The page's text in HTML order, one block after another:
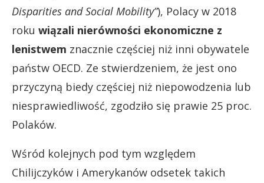
Disparities and Social Mobility”), Polacy w 2018
roku wiązali nierówności ekonomiczne z
lenistwem znacznie częściej niż inni obywatele
państw OECD. Ze stwierdzeniem, że jest ono
przyczyną biedy częściej niż niepowodzenia lub
niesprawiedliwość, zgodziło się prawie 25 proc.
Polaków.
Wśród kolejnych pod tym względem
Chilijczyków i Amerykanów odsetek takich